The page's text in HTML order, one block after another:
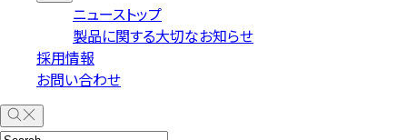
ニューストップ
製品に関する大切なお知らせ
採用情報
お問い合わせ